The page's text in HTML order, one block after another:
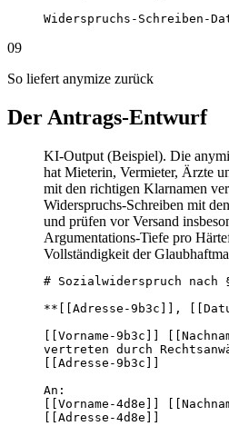
Widerspruchs-Schreiben-
09
So liefert anymize zurück
Der Antrags-Entwurf
KI-Output (Beispiel). Die
hat Mieterin, Vermieter, Ärzte
mit den richtigen Klarnamen
Widerspruchs-Schreiben mit
und prüfen vor Versand
Argumentations-Tiefe pro
Vollständigkeit der
# Sozialwiderspruch nach
**[[Adresse-9b3c]],
[[Vorname-9b3c]]
vertreten durch
[[Adresse-9b3c]]
An:
[[Vorname-4d8e]]
[[Adresse-4d8e]]